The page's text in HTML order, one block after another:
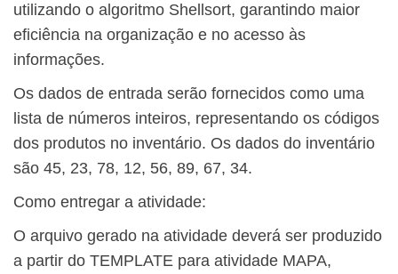
utilizando o algoritmo Shellsort, garantindo maior
eficiência na organização e no acesso às
informações.
Os dados de entrada serão fornecidos como uma
lista de números inteiros, representando os códigos
dos produtos no inventário. Os dados do inventário
são 45, 23, 78, 12, 56, 89, 67, 34.
​Como entregar a atividade:
O arquivo gerado na atividade deverá ser produzido
a partir do TEMPLATE para atividade MAPA,